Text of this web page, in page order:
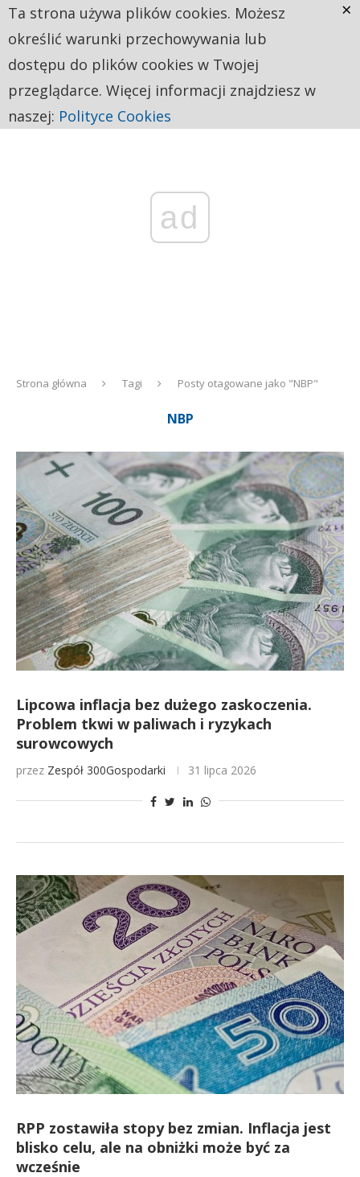
ad
Strona główna Tagi Posty otagowane jako "NBP"
NBP
Lipcowa inflacja bez dużego zaskoczenia.
Problem tkwi w paliwach i ryzykach
surowcowych
przez Zespół 300Gospodarki 31 lipca 2026
RPP zostawiła stopy bez zmian. Inflacja jest
blisko celu, ale na obniżki może być za
wcześnie
Ta strona używa plików cookies. Możesz
określić warunki przechowywania lub
dostępu do plików cookies w Twojej
przeglądarce. Więcej informacji znajdziesz w
naszej: Polityce Cookies
×